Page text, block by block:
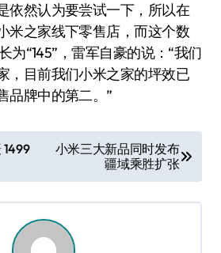
依然认为要尝试一下，所以在
米之家线下零售店，而这个数
为“145”，雷军自豪的说：“我们
，目前我们小米之家的坪效已
品牌中的第二。”
小米三大新品同时发布
疆域乘胜扩张